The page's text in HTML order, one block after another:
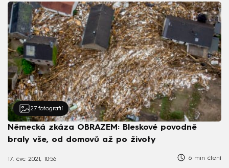
27 fotografií
Německá zkáza OBRAZEM: Bleskové povodně
braly vše, od domovů až po životy
17. čvc 2021, 10:56 6 min čtení